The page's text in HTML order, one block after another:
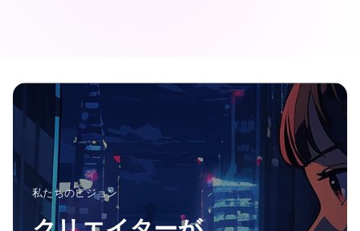
私たちのビジョン